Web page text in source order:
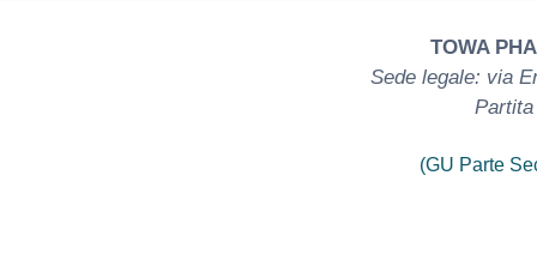
TOWA
Sede legale: via
Partita
(GU Parte